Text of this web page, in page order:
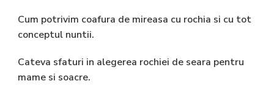
Cum potrivim coafura de mireasa cu rochia si cu tot
conceptul nuntii.
Cateva sfaturi in alegerea rochiei de seara pentru
mame si soacre.